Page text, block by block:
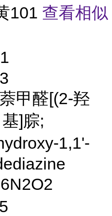
101 查看相似
甲醛[(2-羟
]腙;
1,1'-